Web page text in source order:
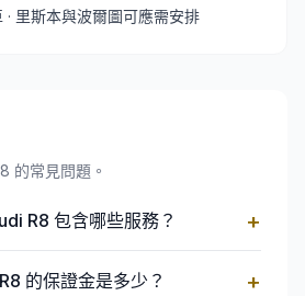
· 里斯本與波爾圖可應需安排
的常見問題。
R8 包含哪些服務？ +
的保證金是多少？ +